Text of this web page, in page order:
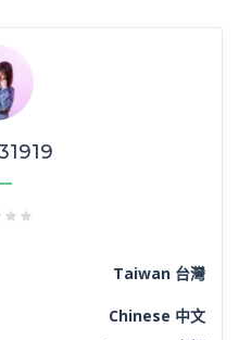
Taiwan 台灣
Chinese 中文